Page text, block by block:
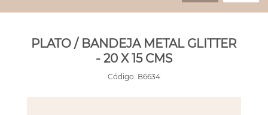
PLATO / BANDEJA METAL GLITTER
- 20 X 15 CMS
Código: B6634